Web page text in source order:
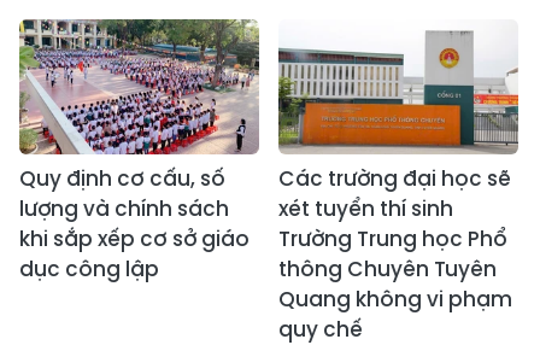
Quy định cơ cấu, số
lượng và chính sách
khi sắp xếp cơ sở giáo
dục công lập
Các trường đại học sẽ
xét tuyển thí sinh
Trường Trung học Phổ
thông Chuyên Tuyên
Quang không vi phạm
quy chế